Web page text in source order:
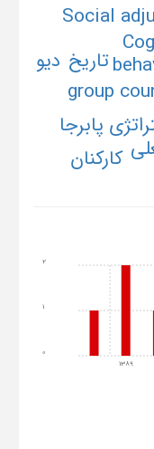
group
Social
پابرجا
تاریخ دیو
کارکنان
1389
0
1
2